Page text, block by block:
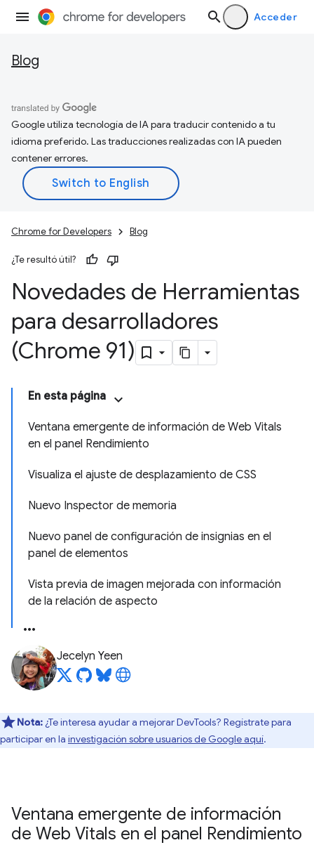
Acceder
Blog
Google utiliza tecnología de IA para traducir contenido a tu
idioma preferido. Las traducciones realizadas con IA pueden
contener errores.
Chrome for Developers Blog
¿Te resultó útil?
Novedades de Herramientas
para desarrolladores
(Chrome 91)
En esta página
Ventana emergente de información de Web Vitals
en el panel Rendimiento
Visualiza el ajuste de desplazamiento de CSS
Nuevo Inspector de memoria
Nuevo panel de configuración de insignias en el
panel de elementos
Vista previa de imagen mejorada con información
de la relación de aspecto
Jecelyn Yeen
Nota: ¿Te interesa ayudar a mejorar DevTools? Regístrate para
participar en la investigación sobre usuarios de Google aquí.
Ventana emergente de información
de Web Vitals en el panel Rendimiento